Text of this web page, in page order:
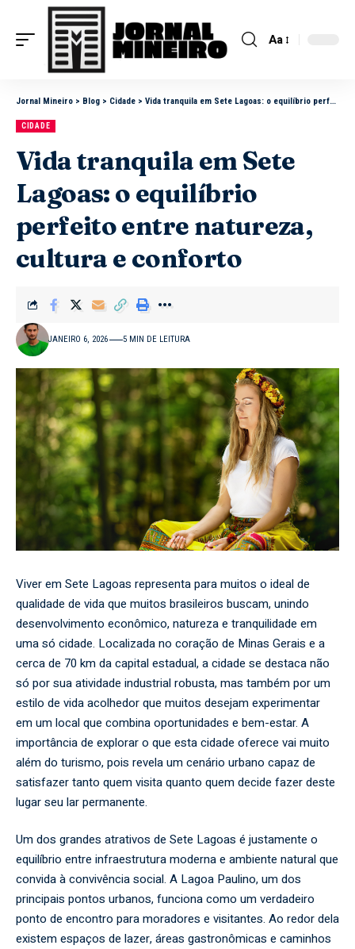
Aa
Jornal Mineiro > Blog > Cidade > Vida tranquila em Sete Lagoas: o equilíbrio perfeito entre natureza, cultura e conforto
CIDADE
Vida tranquila em Sete
Lagoas: o equilíbrio
perfeito entre natureza,
cultura e conforto
JANEIRO 6, 2026 5 MIN DE LEITURA
Viver em Sete Lagoas representa para muitos o ideal de
qualidade de vida que muitos brasileiros buscam, unindo
desenvolvimento econômico, natureza e tranquilidade em
uma só cidade. Localizada no coração de Minas Gerais e a
cerca de 70 km da capital estadual, a cidade se destaca não
só por sua atividade industrial robusta, mas também por um
estilo de vida acolhedor que muitos desejam experimentar
em um local que combina oportunidades e bem-estar. A
importância de explorar o que esta cidade oferece vai muito
além do turismo, pois revela um cenário urbano capaz de
satisfazer tanto quem visita quanto quem decide fazer deste
lugar seu lar permanente.
Um dos grandes atrativos de Sete Lagoas é justamente o
equilíbrio entre infraestrutura moderna e ambiente natural que
convida à convivência social. A Lagoa Paulino, um dos
principais pontos urbanos, funciona como um verdadeiro
ponto de encontro para moradores e visitantes. Ao redor dela
existem espaços de lazer, áreas gastronômicas e caminhos